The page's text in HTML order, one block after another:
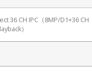
36 CH IPC（8MP/D1+36 CH
）